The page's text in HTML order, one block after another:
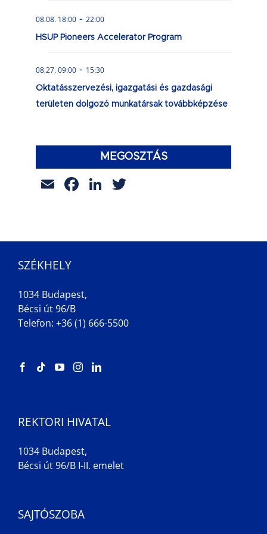
08.08. 18:00 - 22:00
HSUP Pioneers Accelerator Program
08.27. 09:00 - 15:30
Oktatásszervezési, igazgatási és gazdasági
területen dolgozó munkatársak továbbképzése
MEGOSZTÁS
EmailFacebook
LinkedIn
SZÉKHELY
1034 Budapest,
Bécsi út 96/B
Telefon: +36 (1) 666-5500
REKTORI HIVATAL
1034 Budapest,
Bécsi út 96/B I-II. emelet
SAJTÓSZOBA